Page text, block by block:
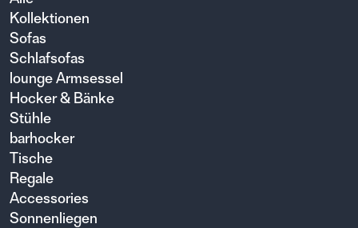
Kollektionen
Sofas
Schlafsofas
lounge Armsessel
Hocker & Bänke
Stühle
barhocker
Tische
Regale
Accessories
Sonnenliegen